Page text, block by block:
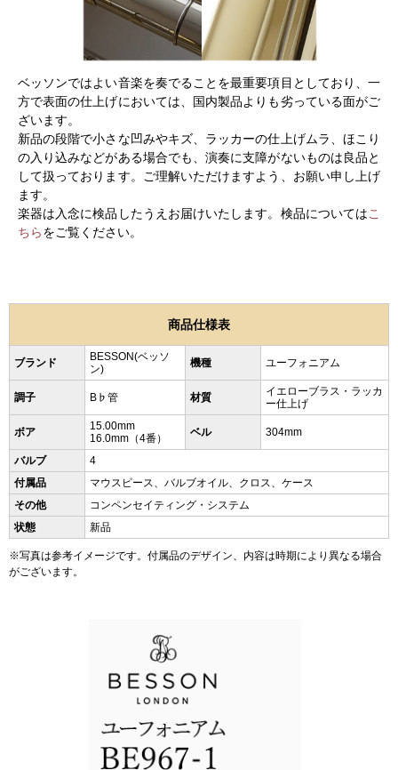
ベッソンではよい音楽を奏でることを最重要項目としており、一
方で表面の仕上げにおいては、国内製品よりも劣っている面がご
ざいます。
新品の段階で小さな凹みやキズ、ラッカーの仕上げムラ、ほこり
の入り込みなどがある場合でも、演奏に支障がないものは良品と
して扱っております。ご理解いただけますよう、お願い申し上げ
ます。
楽器は入念に検品したうえお届けいたします。検品についてはこ
ちらをご覧ください。
商品仕様表
ブランド
BESSON(ベッソ
ン)
機種 ユーフォニアム
調子 B♭管 材質
イエローブラス・ラッカ
ー仕上げ
ボア
15.00mm
16.0mm（4番）
ベル 304mm
バルブ
4
付属品
マウスピース、バルブオイル、クロス、ケース
その他
コンペンセイティング・システム
状態
新品
※写真は参考イメージです。付属品のデザイン、内容は時期により異なる場合
がございます。